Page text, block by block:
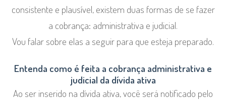
consistente e plausível, existem duas formas de se fazer
a cobrança: administrativa e judicial.
Vou falar sobre elas a seguir para que esteja preparado.
Entenda como é feita a cobrança administrativa e
judicial da dívida ativa
Ao ser inserido na dívida ativa, você será notificado pelo